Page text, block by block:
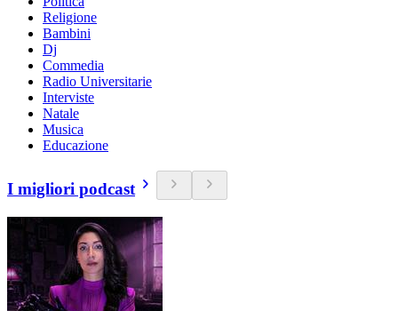
Religione
Bambini
Dj
Commedia
Radio Universitarie
Interviste
Natale
Musica
Educazione
I migliori podcast